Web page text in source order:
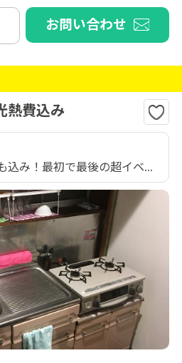
お問い合わせ
熱費込み
込み！最初で最後の超イベ...